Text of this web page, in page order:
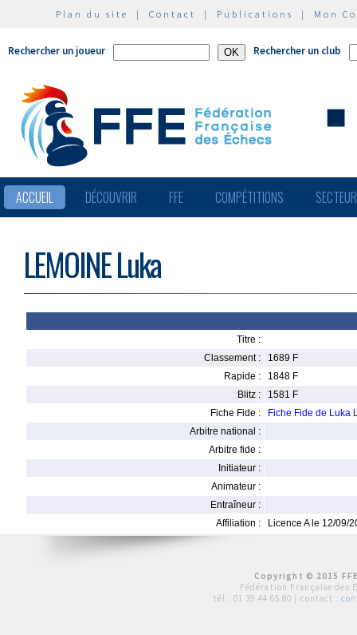
Plan du site | Contact | Publications | Mon
Rechercher un joueur Rechercher un club
ACCUEIL DÉCOUVRIR FFE COMPÉTITIONS
LEMOINE Luka
Titre :
Classement :
1689 F
Rapide :
1848 F
Blitz :
1581 F
Fiche Fide :
Fiche Fide de Luka
Arbitre national :
Arbitre fide :
Initiateur :
Animateur :
Entraîneur :
Affiliation :
Licence A le 12/09/
Copyright © 2015
Fédération Française des
tél : 01 39 44 65 80 | contact :